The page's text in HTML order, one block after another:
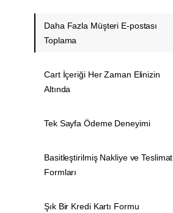
Daha Fazla Müşteri E-postası
Toplama
Сart İçeriği Her Zaman Elinizin
Altında
Tek Sayfa Ödeme Deneyimi
Basitleştirilmiş Nakliye ve Teslimat
Formları
Şık Bir Kredi Kartı Formu